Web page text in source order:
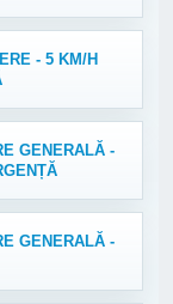
- 5 KM/H
GENERALĂ -
GENERALĂ -